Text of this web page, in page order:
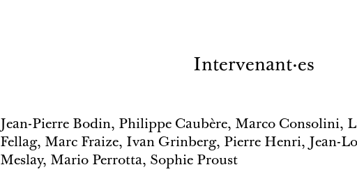
Intervenant·es
Jean-Pierre Bodin, Philippe Caubère, Marco Consolini,
Fellag, Marc Fraize, Ivan Grinberg, Pierre Henri, Jean-
Meslay, Mario Perrotta, Sophie Proust